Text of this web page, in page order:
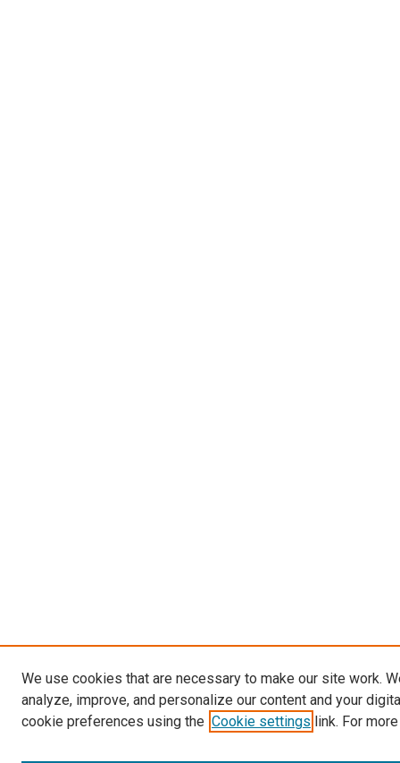
We use cookies that are necessary to make our site work.
analyze, improve, and personalize our content and your
cookie preferences using the Cookie settings link. For